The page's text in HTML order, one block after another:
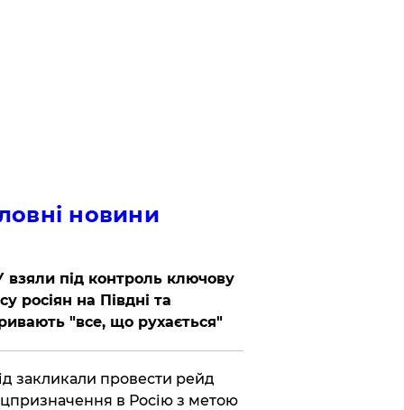
новини
взяли під контроль ключову
росіян на Півдні та
"все, що рухається"
закликали провести рейд
в Росію з метою